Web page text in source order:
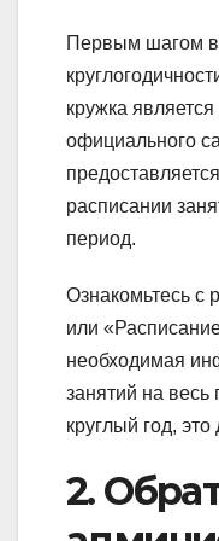
Первым шагом
кружка
официального
расписании
период.
Ознакомьтесь с
или
необходимая
занятий на весь
круглый год,
2.